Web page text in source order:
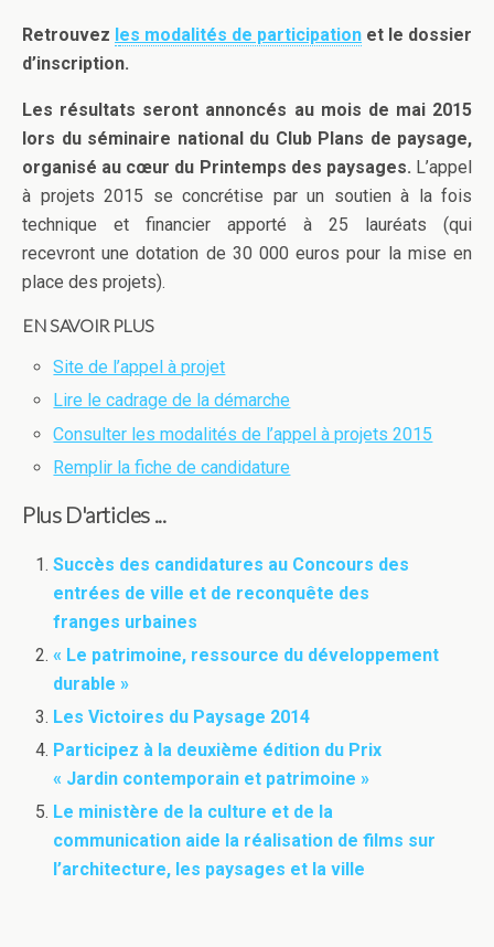
Retrouvez es modalités de participation et le dossier
d’inscription.
Les résultats seront annoncés au mois de mai 2015
lors du séminaire national du Club Plans de paysage,
organisé au cœur du Printemps des paysages. L’appel
à projets 2015 se concrétise par un soutien à la fois
technique et financier apporté à 25 lauréats (qui
recevront une dotation de 30 000 euros pour la mise en
place des projets).
EN SAVOIR PLUS
Site de l’appel à projet
Lire le cadrage de la démarche
Consulter les modalités de l’appel à projets 2015
Remplir la fiche de candidature
Plus D'articles ...
Succès des candidatures au Concours des
entrées de ville et de reconquête des
franges urbaines
« Le patrimoine, ressource du développement
durable »
Les Victoires du Paysage 2014
Participez à la deuxième édition du Prix
« Jardin contemporain et patrimoine »
Le ministère de la culture et de la
communication aide la réalisation de films sur
l’architecture, les paysages et la ville